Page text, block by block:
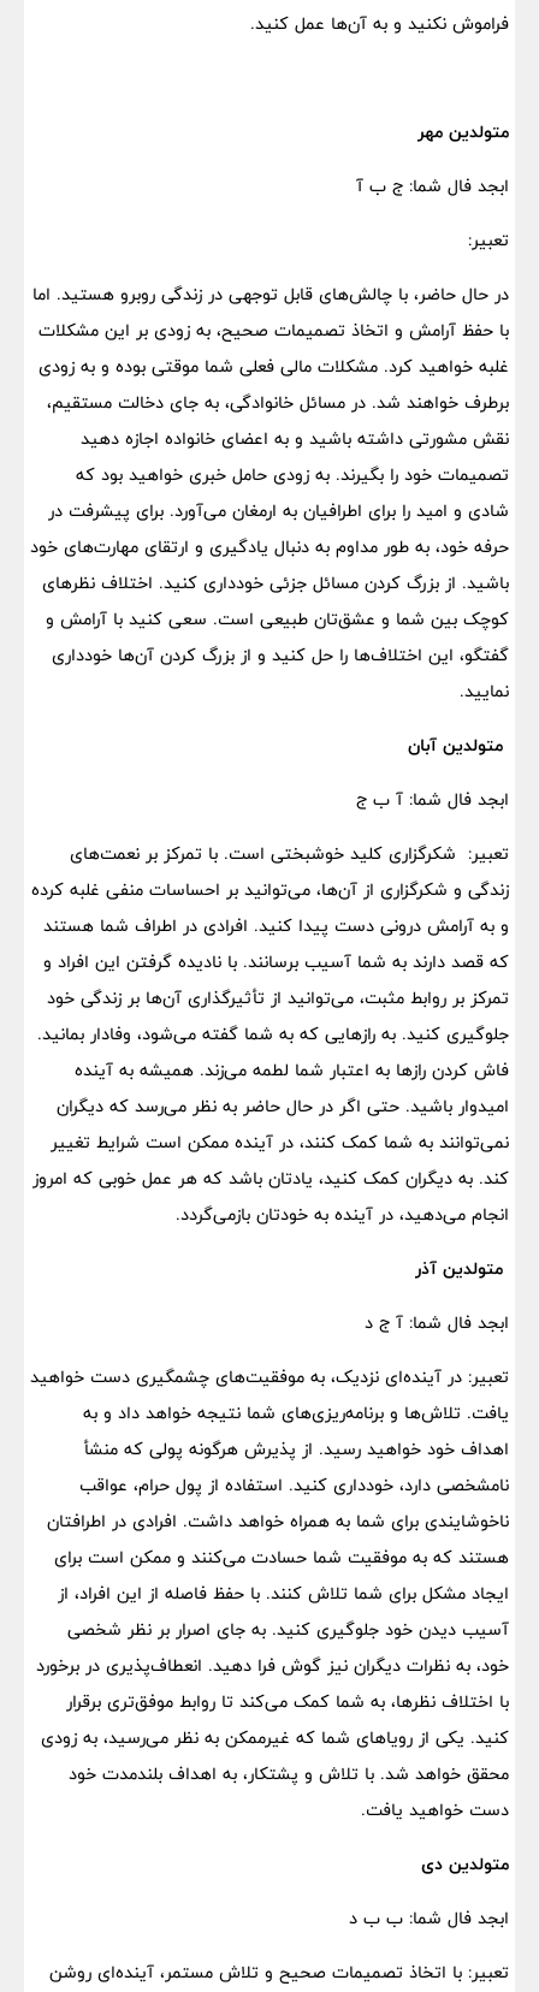
فراموش نکنید و به آن‌ها عمل کنید.
متولدین مهر
ابجد فال شما: ج ب آ
تعبیر:
در حال حاضر، با چالش‌های قابل توجهی در زندگی روبرو هستید. اما
با حفظ آرامش و اتخاذ تصمیمات صحیح، به زودی بر این مشکلات
غلبه خواهید کرد. مشکلات مالی فعلی شما موقتی بوده و به زودی
برطرف خواهند شد. در مسائل خانوادگی، به جای دخالت مستقیم،
نقش مشورتی داشته باشید و به اعضای خانواده اجازه دهید
تصمیمات خود را بگیرند. به زودی حامل خبری خواهید بود که
شادی و امید را برای اطرافیان به ارمغان می‌آورد. برای پیشرفت در
حرفه خود، به طور مداوم به دنبال یادگیری و ارتقای مهارت‌های خود
باشید. از بزرگ کردن مسائل جزئی خودداری کنید. اختلاف نظرهای
کوچک بین شما و عشق‌تان طبیعی است. سعی کنید با آرامش و
گفتگو، این اختلاف‌ها را حل کنید و از بزرگ کردن آن‌ها خودداری
نمایید.
متولدین آبان
ابجد فال شما: آ ب ج
تعبیر: شکرگزاری کلید خوشبختی است. با تمرکز بر نعمت‌های
زندگی و شکرگزاری از آن‌ها، می‌توانید بر احساسات منفی غلبه کرده
و به آرامش درونی دست پیدا کنید. افرادی در اطراف شما هستند
که قصد دارند به شما آسیب برسانند. با نادیده گرفتن این افراد و
تمرکز بر روابط مثبت، می‌توانید از تأثیرگذاری آن‌ها بر زندگی خود
جلوگیری کنید. به رازهایی که به شما گفته می‌شود، وفادار بمانید.
فاش کردن رازها به اعتبار شما لطمه می‌زند. همیشه به آینده
امیدوار باشید. حتی اگر در حال حاضر به نظر می‌رسد که دیگران
نمی‌توانند به شما کمک کنند، در آینده ممکن است شرایط تغییر
کند. به دیگران کمک کنید، یادتان باشد که هر عمل خوبی که امروز
انجام می‌دهید، در آینده به خودتان بازمی‌گردد.
متولدین آذر
ابجد فال شما: آ ج د
تعبیر: در آینده‌ای نزدیک، به موفقیت‌های چشمگیری دست خواهید
یافت. تلاش‌ها و برنامه‌ریزی‌های شما نتیجه خواهد داد و به
اهداف خود خواهید رسید. از پذیرش هرگونه پولی که منشأ
نامشخصی دارد، خودداری کنید. استفاده از پول حرام، عواقب
ناخوشایندی برای شما به همراه خواهد داشت. افرادی در اطرافتان
هستند که به موفقیت شما حسادت می‌کنند و ممکن است برای
ایجاد مشکل برای شما تلاش کنند. با حفظ فاصله از این افراد، از
آسیب دیدن خود جلوگیری کنید. به جای اصرار بر نظر شخصی
خود، به نظرات دیگران نیز گوش فرا دهید. انعطاف‌پذیری در برخورد
با اختلاف نظرها، به شما کمک می‌کند تا روابط موفق‌تری برقرار
کنید. یکی از رویاهای شما که غیرممکن به نظر می‌رسید، به زودی
محقق خواهد شد. با تلاش و پشتکار، به اهداف بلندمدت خود
دست خواهید یافت.
متولدین دی
ابجد فال شما: ب ب د
تعبیر: با اتخاذ تصمیمات صحیح و تلاش مستمر، آینده‌ای روشن